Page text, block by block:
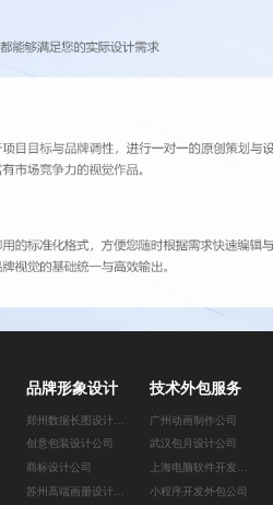
品牌形象设计
郑州数据长图设计公司
创意包装设计公司
商标设计公司
苏州高端画册设计公司
技术外包服务
广州动画制作公司
武汉包月设计公司
小程序开发外包公司